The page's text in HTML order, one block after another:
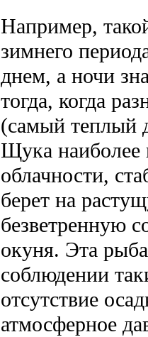
Например,
зимнего
днем, а ночи
тогда, когда
(самый теплый
Щука наиболее
облачности,
берет на
безветренную
окуня. Эта
соблюдении
отсутствие
атмосферное